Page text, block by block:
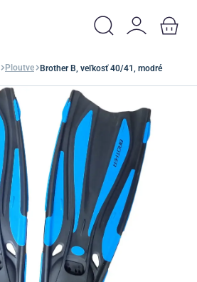
Ploutve Brother B, veľkosť 40/41, modré